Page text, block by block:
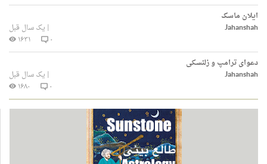
ایلان ماسک
Jahanshah
| یک سال قبل
۰
۱۶۳۱
دعوای ترامپ و زلنسکی
Jahanshah
| یک سال قبل
۰
۱۶۸۰